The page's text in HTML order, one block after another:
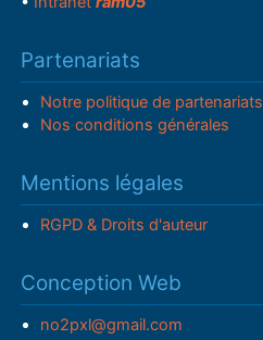
Partenariats
Notre politique de partenariats
Nos conditions générales
Mentions légales
RGPD & Droits d'auteur
Conception Web
no2pxl@gmail.com